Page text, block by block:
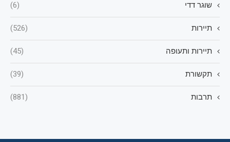
שוגר דדי (6)
תיירות (526)
תיירות ותעופה (45)
תקשורת (39)
תרבות (881)